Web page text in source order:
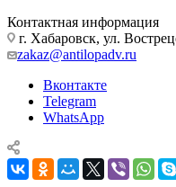
Контактная информация
г. Хабаровск, ул.
zakaz@antilopadv.ru
Вконтакте
Telegram
WhatsApp